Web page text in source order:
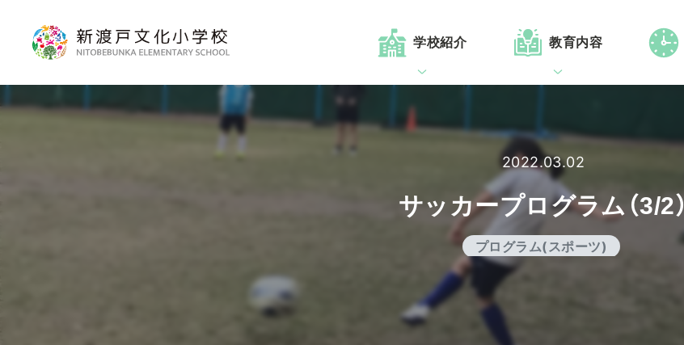
学校紹介 教育内容
2022.03.02
サッカープログラム（3/2）
プログラム(スポーツ)